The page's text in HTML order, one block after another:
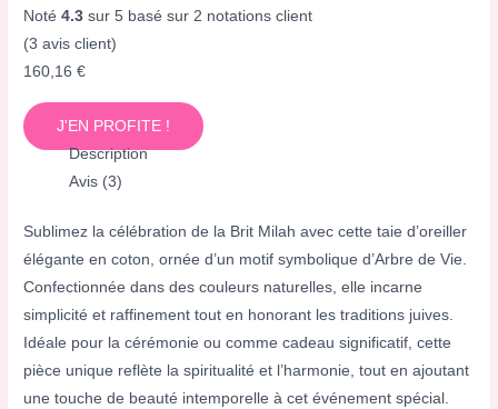
Noté4.3 sur 5 basé sur 2 notations client
(3 avis client)
160,16€
J'EN PROFITE !
Description
Avis (3)
Sublimez la célébration de la Brit Milah avec cette taie d’oreiller
élégante en coton, ornée d’un motif symbolique d’Arbre de Vie.
Confectionnée dans des couleurs naturelles, elle incarne
simplicité et raffinement tout en honorant les traditions juives.
Idéale pour la cérémonie ou comme cadeau significatif, cette
pièce unique reflète la spiritualité et l’harmonie, tout en ajoutant
une touche de beauté intemporelle à cet événement spécial.